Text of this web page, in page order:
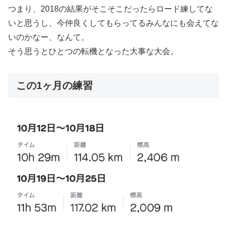
つまり、2018の結果がそこそこだったらロード練してな
いと思うし、今仲良くしてもらってるみんなにも会えてな
いのかなー、なんて。
そう思うとひとつの転機となった大事な大会。
この1ヶ月の練習